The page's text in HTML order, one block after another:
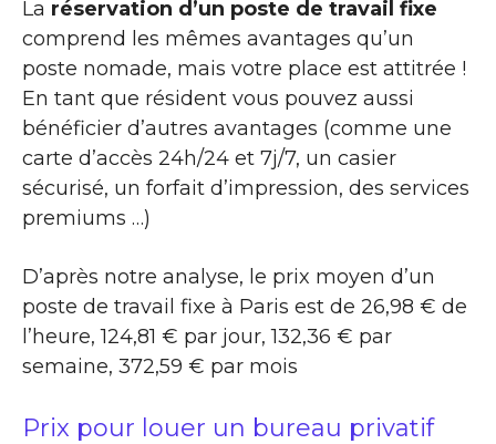
La réservation d’un poste de travail fixe
comprend les mêmes avantages qu’un
poste nomade, mais votre place est attitrée !
En tant que résident vous pouvez aussi
bénéficier d’autres avantages (comme une
carte d’accès 24h/24 et 7j/7, un casier
sécurisé, un forfait d’impression, des services
premiums …)
D’après notre analyse, le prix moyen d’un
poste de travail fixe à Paris est de 26,98 € de
l’heure, 124,81 € par jour, 132,36 € par
semaine, 372,59 € par mois
Prix pour louer un bureau privatif